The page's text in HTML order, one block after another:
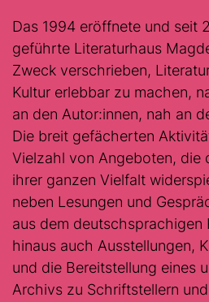
Das 1994 eröffnete und seit
geführte Literaturhaus
Zweck verschrieben,
Kultur erlebbar zu machen,
an den Autor:innen, nah an
Die breit gefächerten
Vielzahl von Angeboten, die
ihrer ganzen Vielfalt
neben Lesungen und
aus dem deutschsprachigen
hinaus auch Ausstellungen,
und die Bereitstellung eines
Archivs zu Schriftstellern